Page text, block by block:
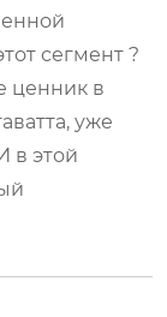
сегмент ?
ценник в
уже
в этой